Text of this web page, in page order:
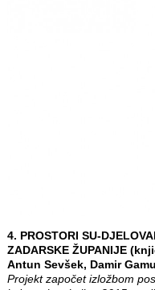
4. PROSTORI SU-
ZADARSKE ŽUPANIJE
Antun Sevšek, Damir
Projekt započet izložbom